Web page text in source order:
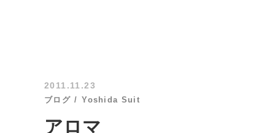
2011.11.23
ブログ Yoshida Suit
アロマ